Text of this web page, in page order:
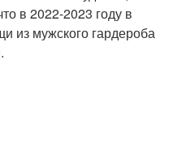
в 2022-2023 году в
из мужского гардероба